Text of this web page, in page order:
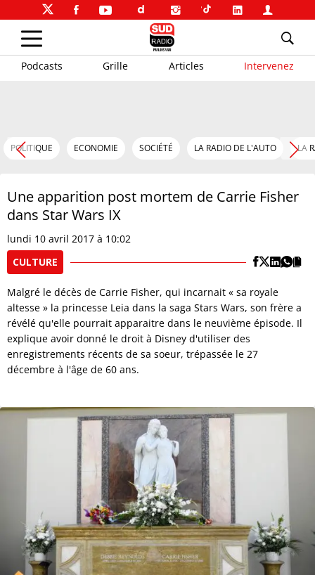
Podcasts Grille Articles Intervenez
POLITIQUE ECONOMIE SOCIÉTÉ LA RADIO DE L'AUTO LA
Une apparition post mortem de Carrie Fisher
dans Star Wars IX
lundi 10 avril 2017 à 10:02
CULTURE
Malgré le décès de Carrie Fisher, qui incarnait « sa royale
altesse » la princesse Leia dans la saga Stars Wars, son frère a
révélé qu'elle pourrait apparaitre dans le neuvième épisode. Il
explique avoir donné le droit à Disney d'utiliser des
enregistrements récents de sa soeur, trépassée le 27
décembre à l'âge de 60 ans.